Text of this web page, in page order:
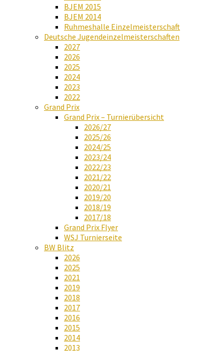
BJEM 2015
BJEM 2014
Ruhmeshalle Einzelmeisterschaft
Deutsche Jugendeinzelmeisterschaften
2027
2026
2025
2024
2023
2022
Grand Prix
Grand Prix – Turnierübersicht
2026/27
2025/26
2024/25
2023/24
2022/23
2021/22
2020/21
2019/20
2018/19
2017/18
Grand Prix Flyer
WSJ Turnierseite
BW Blitz
2026
2025
2021
2019
2018
2017
2016
2015
2014
2013